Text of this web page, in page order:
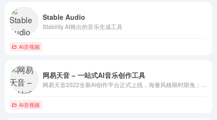
Stable Audio
Stability AI推出的音乐生成工具
AI音视频
网易天音 – 一站式AI音乐创作工具
AI音视频